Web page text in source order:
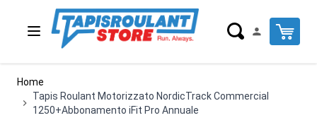
Salta al contenuto
Cart
Home
Tapis Roulant Motorizzato NordicTrack Commercial
1250+Abbonamento iFit Pro Annuale